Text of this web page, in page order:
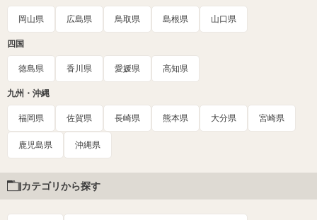
岡山県 広島県 鳥取県 島根県 山口県
四国
徳島県 香川県 愛媛県 高知県
九州・沖縄
福岡県 佐賀県 長崎県 熊本県 大分県 宮崎県
鹿児島県 沖縄県
カテゴリから探す